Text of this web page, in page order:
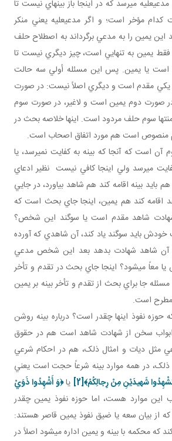
عليه مي رسد که در اينجا باز بينه اي نيست تا
مؤخر است؛ و اگر مدعي عليه يعني منکر
اين يمين را به مدعي برگرداند به اصطلاح حلف
فقط يمين به تنهايي است، چيز ديگري نيست تا
است يا يمين. پس اين مسئله أولي سه حالت
يکي مقدم است و ديگري اصلاً نيست: در صورت
در صورت دوم يمين است و لاغير، در صورت سوم
سوم حلف مردود است. اينها خلاصه بحث در
منصوص است هم مورد اتفاق اصحاب است.
است که آنجا که بينه به کفايت نمي رسد، يا
مي رسد ولي اينجا کافي نيست نظير ادعاي
بايد بينه اقامه کند هم شاهد بياورد، در جايي
اقامه کند هم يمين، اينجا جاي بحث است که
شاهد مقدم است يا سوگند اين شخص؟
بايد سوگند ياد کند، آن شاهدي که آورده
آن شاهد شهادت بدهد بعد اين شخص مدعي
يا معاً مي شود؟ اينجا جاي بحث در تقدم و تأخر
جا براي بحث از تقدم و تأخر بينه بر يمين
مطرح است.
نفوذ اينها چقدر است؟ درباره بينه روشن
سخن از شهادت شاهد است هم در حقوق
مثل ديات و امثال ذلک، هم در احکام شرعي
ذلک، در همه موارد بينه شرعاً حجت است يعني
شَهيدَيْنِ مِنْ رِجالِكُمْ﴾[2] يا﴿وَ أَشْهِدُوا ذَوَيْ
اين موارد هست، اما حوزه نفوذ يمين چقدر
از بيان سعه يا ضيق نفوذ يمين قاصر هستند:
که محکمه با بينه و يمين اداره مي شود اصلاً در